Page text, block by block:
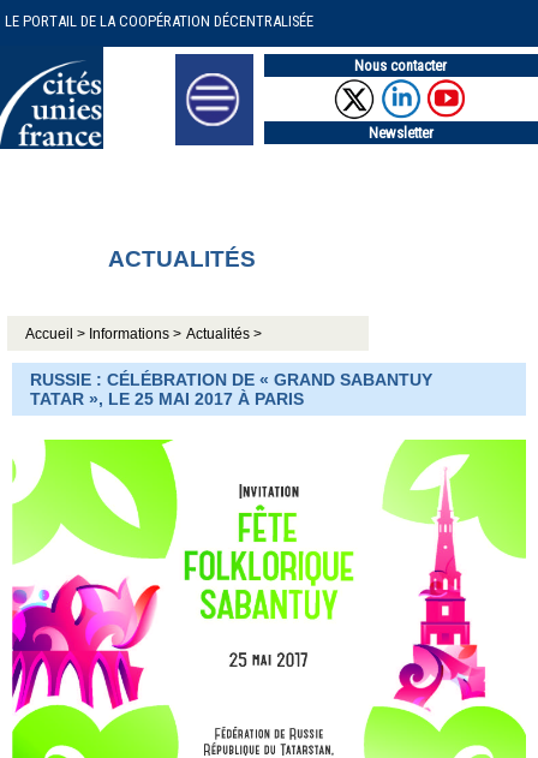
LE PORTAIL DE LA COOPÉRATION DÉCENTRALISÉE
Nous contacter
Newsletter
ACTUALITÉS
Accueil > Informations > Actualités >
RUSSIE : CÉLÉBRATION DE « GRAND SABANTUY
TATAR », LE 25 MAI 2017 À PARIS